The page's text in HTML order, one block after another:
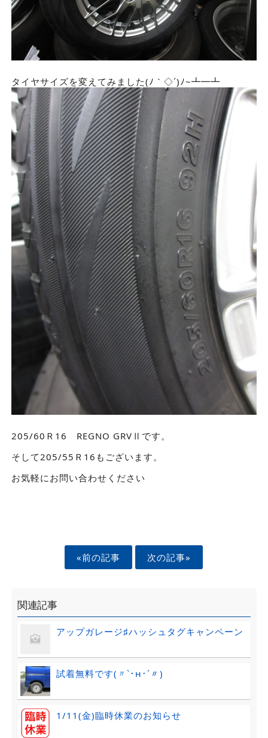
タイヤサイズを変えてみました(ﾉ｀◇´)ﾉ~┻━┻
205/60Ｒ16 REGNO GRVⅡです。
そして205/55Ｒ16もございます。
お気軽にお問い合わせください
«前の記事 次の記事»
関連記事
アップガレージ♯ハッシュタグキャンペーン
試着無料です(〃`･н･´〃)
1/11(金)臨時休業のお知らせ